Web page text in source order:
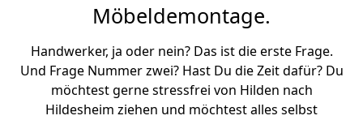
Möbeldemontage.
Handwerker, ja oder nein? Das ist die erste Frage.
Und Frage Nummer zwei? Hast Du die Zeit dafür? Du
möchtest gerne stressfrei von Hilden nach
Hildesheim ziehen und möchtest alles selbst